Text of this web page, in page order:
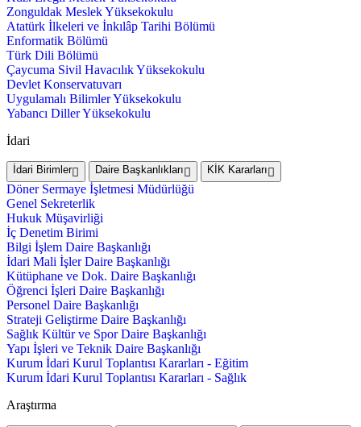
Zonguldak Meslek Yüksekokulu
Atatürk İlkeleri ve İnkılâp Tarihi Bölümü
Enformatik Bölümü
Türk Dili Bölümü
Çaycuma Sivil Havacılık Yüksekokulu
Devlet Konservatuvarı
Uygulamalı Bilimler Yüksekokulu
Yabancı Diller Yüksekokulu
İdari
İdari Birimler Daire Başkanlıkları KİK Kararları
Döner Sermaye İşletmesi Müdürlüğü
Genel Sekreterlik
Hukuk Müşavirliği
İç Denetim Birimi
Bilgi İşlem Daire Başkanlığı
İdari Mali İşler Daire Başkanlığı
Kütüphane ve Dok. Daire Başkanlığı
Öğrenci İşleri Daire Başkanlığı
Personel Daire Başkanlığı
Strateji Geliştirme Daire Başkanlığı
Sağlık Kültür ve Spor Daire Başkanlığı
Yapı İşleri ve Teknik Daire Başkanlığı
Kurum İdari Kurul Toplantısı Kararları - Eğitim
Kurum İdari Kurul Toplantısı Kararları - Sağlık
Araştırma